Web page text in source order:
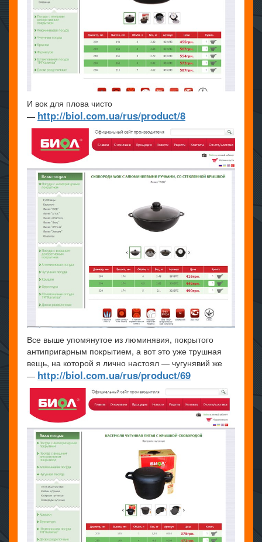
И вок для плова чисто
— http://biol.com.ua/rus/product/8
Все выше упомянутое из люминявия, покрытого
антипригарным покрытием, а вот это уже трушная
вещь, на которой я лично настоял — чугунявий же
— http://biol.com.ua/rus/product/69